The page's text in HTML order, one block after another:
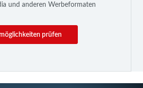
und anderen Werbeformaten
prüfen